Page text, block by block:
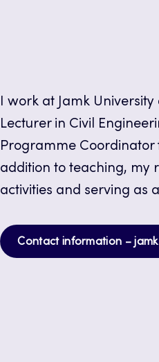
I work at Jamk
Lecturer in Civil
Programme Coordinator
addition to teaching, my
activities and serving as
Contact information –